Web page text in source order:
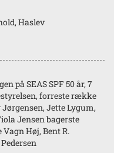
Haslev
på SEAS SPF 50 år, 7
forreste række
Jette Lygum,
Jensen bagerste
Høj, Bent R.